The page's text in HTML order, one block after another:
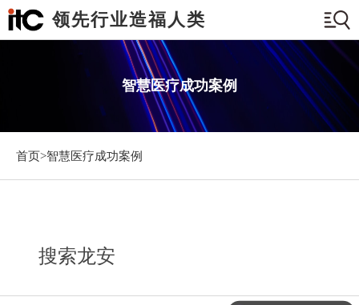
领先行业造福人类
智慧医疗成功案例
首页>智慧医疗成功案例
搜索龙安